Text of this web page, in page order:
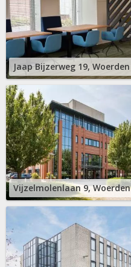
Jaap Bijzerweg 19, Woerden
Vijzelmolenlaan 9, Woerden